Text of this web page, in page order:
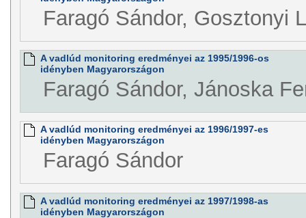
Faragó Sándor, Gosztonyi
A vadlúd monitoring eredményei az 1995/1996-os
idényben Magyarországon
Faragó Sándor, Jánoska
A vadlúd monitoring eredményei az 1996/1997-es
idényben Magyarországon
Faragó Sándor
A vadlúd monitoring eredményei az 1997/1998-as
idényben Magyarországon